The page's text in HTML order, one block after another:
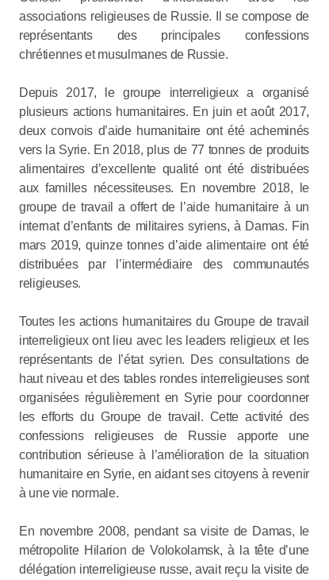
associations religieuses de Russie. Il se compose de
représentants des principales confessions
chrétiennes et musulmanes de Russie.
Depuis 2017, le groupe interreligieux a organisé
plusieurs actions humanitaires. En juin et août 2017,
deux convois d’aide humanitaire ont été acheminés
vers la Syrie. En 2018, plus de 77 tonnes de produits
alimentaires d’excellente qualité ont été distribuées
aux familles nécessiteuses. En novembre 2018, le
groupe de travail a offert de l’aide humanitaire à un
internat d’enfants de militaires syriens, à Damas. Fin
mars 2019, quinze tonnes d’aide alimentaire ont été
distribuées par l’intermédiaire des communautés
religieuses.
Toutes les actions humanitaires du Groupe de travail
interreligieux ont lieu avec les leaders religieux et les
représentants de l’état syrien. Des consultations de
haut niveau et des tables rondes interreligieuses sont
organisées régulièrement en Syrie pour coordonner
les efforts du Groupe de travail. Cette activité des
confessions religieuses de Russie apporte une
contribution sérieuse à l’amélioration de la situation
humanitaire en Syrie, en aidant ses citoyens à revenir
à une vie normale.
En novembre 2008, pendant sa visite de Damas, le
métropolite Hilarion de Volokolamsk, à la tête d’une
délégation interreligieuse russe, avait reçu la visite de